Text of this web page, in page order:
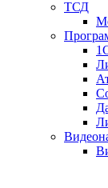
ТСД